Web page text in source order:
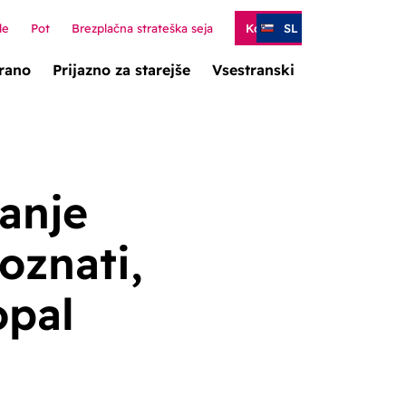
Prijazno za starejše Vsestranski
Pot Brezplačna strateška seja KontaktSL